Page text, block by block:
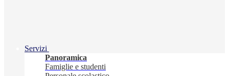
Servizi
Panoramica
Famiglie e studenti